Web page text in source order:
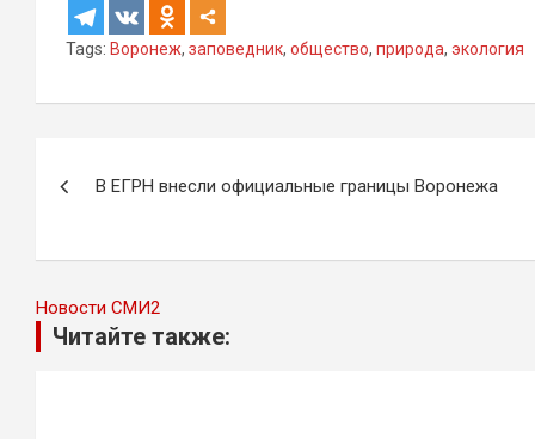
Tags: Воронеж, заповедник, общество, природа, экология
записям
В ЕГРН внесли официальные границы Воронежа
Новости СМИ2
Читайте также: